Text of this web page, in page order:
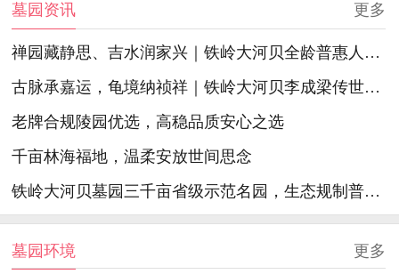
墓园资讯 更多
禅园藏静思、吉水润家兴｜铁岭大河贝全龄普惠人文生态标杆陵园
古脉承嘉运，龟境纳祯祥｜铁岭大河贝李成梁传世祖脉生态陵园
老牌合规陵园优选，高稳品质安心之选
千亩林海福地，温柔安放世间思念
铁岭大河贝墓园三千亩省级示范名园，生态规制普惠精护安心福地
墓园环境 更多